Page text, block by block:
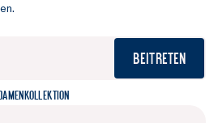
Beitreten
Damenkollektion